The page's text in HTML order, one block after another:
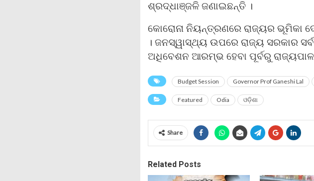
ଶ୍ରଦ୍ଧାଞ୍ଜଳି ଜଣାଇଛନ୍ତି ।
କୋରୋନା ନିୟନ୍ତ୍ରଣରେ ରାଜ୍ୟର ଭୂମିକା
। ଜନସ୍ୱାସ୍ଥ୍ୟ ଉପରେ ରାଜ୍ୟ ସରକାର
ଅଧିବେଶନ ଆରମ୍ଭ ହେବା ପୂର୍ବରୁ
Budget Session Governor Prof Ganeshi Lal
Featured Odia ଓଡ଼ିଶା
Share
Related Posts